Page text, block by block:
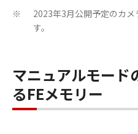
※
2023年3月公開予定のカ
す。
マニュアルモード
るFEメモリー